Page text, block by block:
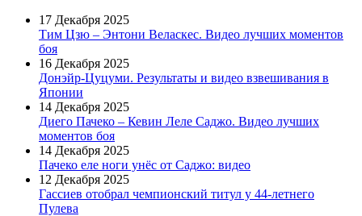
17 Декабря 2025
Тим Цзю – Энтони Веласкес. Видео лучших моментов
боя
16 Декабря 2025
Донэйр-Цуцуми. Результаты и видео взвешивания в
Японии
14 Декабря 2025
Диего Пачеко – Кевин Леле Саджо. Видео лучших
моментов боя
14 Декабря 2025
Пачеко еле ноги унёс от Саджо: видео
12 Декабря 2025
Гассиев отобрал чемпионский титул у 44-летнего
Пулева